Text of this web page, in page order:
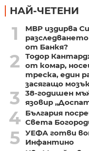
НАЙ-ЧЕТЕНИ
1
МВР издирва
от Банкя?
2
Тодор
от комар,
треска, един
засягащо
3
38-годишен
язовир
4 България
Света
5 УЕФА готви
Инфантино